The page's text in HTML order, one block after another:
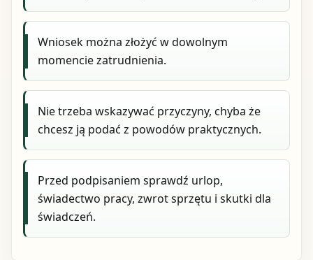
Wniosek można złożyć w dowolnym
momencie zatrudnienia.
Nie trzeba wskazywać przyczyny, chyba że
chcesz ją podać z powodów praktycznych.
Przed podpisaniem sprawdź urlop,
świadectwo pracy, zwrot sprzętu i skutki dla
świadczeń.